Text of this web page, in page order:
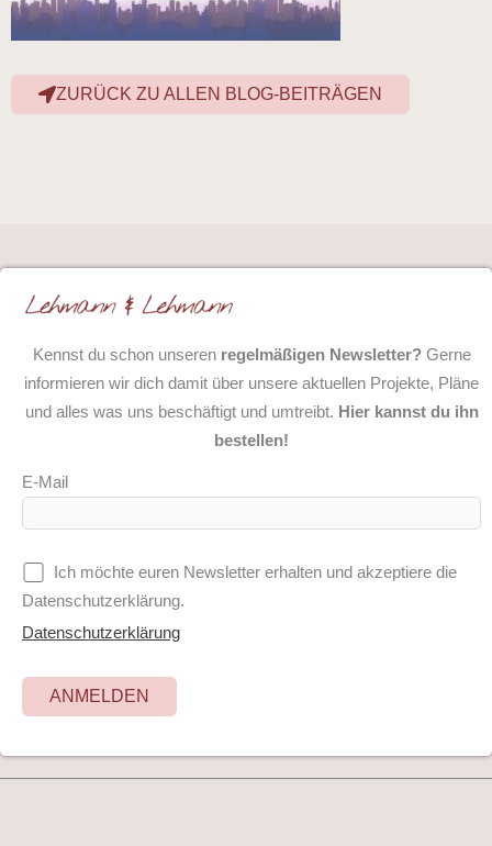
ZURÜCK ZU ALLEN BLOG-BEITRÄGEN
Kennst du schon unseren regelmäßigen Newsletter?Gerne
informieren wir dich damit über unsere aktuellen Projekte, Pläne
und alles was uns beschäftigt und umtreibt. Hier kannst du ihn
bestellen!
E-Mail
Ich möchte euren Newsletter erhalten und akzeptiere die
Datenschutzerklärung.
Datenschutzerklärung